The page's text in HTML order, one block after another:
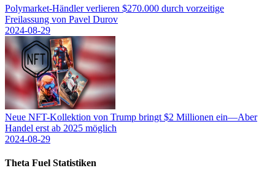
Polymarket-Händler verlieren $270.000 durch vorzeitige
Freilassung von Pavel Durov
2024-08-29
Neue NFT-Kollektion von Trump bringt $2 Millionen ein—Aber
Handel erst ab 2025 möglich
2024-08-29
Theta Fuel Statistiken